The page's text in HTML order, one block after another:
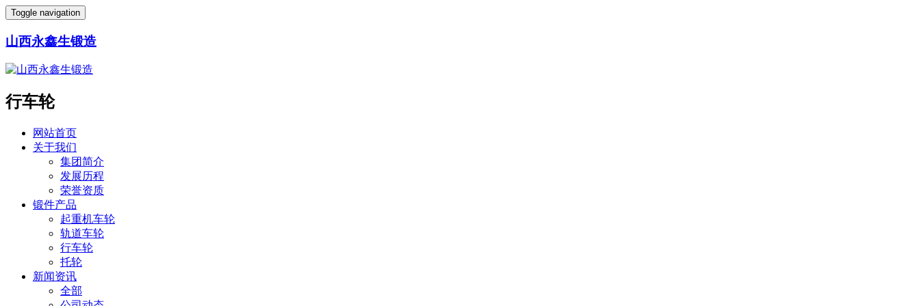
Toggle navigation
山西永鑫生锻造
行车轮
网站首页
关于我们
集团简介
发展历程
荣誉资质
锻件产品
起重机车轮
轨道车轮
行车轮
托轮
新闻资讯
全部